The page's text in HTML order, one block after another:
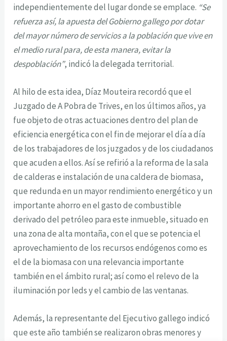
independientemente del lugar donde se emplace. “Se
refuerza así, la apuesta del Gobierno gallego por dotar
del mayor número de servicios a la población que vive en
el medio rural para, de esta manera, evitar la
despoblación”, indicó la delegada territorial.
Al hilo de esta idea, Díaz Mouteira recordó que el
Juzgado de A Pobra de Trives, en los últimos años, ya
fue objeto de otras actuaciones dentro del plan de
eficiencia energética con el fin de mejorar el día a día
de los trabajadores de los juzgados y de los ciudadanos
que acuden a ellos. Así se refirió a la reforma de la sala
de calderas e instalación de una caldera de biomasa,
que redunda en un mayor rendimiento energético y un
importante ahorro en el gasto de combustible
derivado del petróleo para este inmueble, situado en
una zona de alta montaña, con el que se potencia el
aprovechamiento de los recursos endógenos como es
el de la biomasa con una relevancia importante
también en el ámbito rural; así como el relevo de la
iluminación por leds y el cambio de las ventanas.
Además, la representante del Ejecutivo gallego indicó
que este año también se realizaron obras menores y